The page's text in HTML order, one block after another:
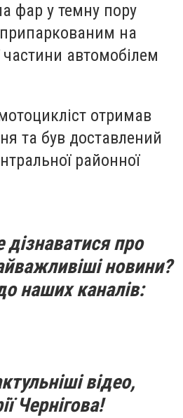
фар у темну пору
припаркованим на
частини автомобілем
отримав
та був доставлений
районної
про
новини?
наших каналів:
відео,
Чернігова!